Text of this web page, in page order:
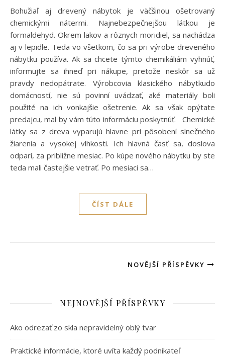
Bohužiaľ aj drevený nábytok je väčšinou ošetrovaný
chemickými nátermi. Najnebezpečnejšou látkou je
formaldehyd. Okrem lakov a rôznych moridiel, sa nachádza
aj v lepidle. Teda vo všetkom, čo sa pri výrobe dreveného
nábytku používa. Ak sa chcete týmto chemikáliám vyhnúť,
informujte sa ihneď pri nákupe, pretože neskôr sa už
pravdy nedopátrate. Výrobcovia klasického nábytkudo
domácností, nie sú povinní uvádzať, aké materiály boli
použité na ich vonkajšie ošetrenie. Ak sa však opýtate
predajcu, mal by vám túto informáciu poskytnúť. Chemické
látky sa z dreva vyparujú hlavne pri pôsobení slnečného
žiarenia a vysokej vlhkosti. Ich hlavná časť sa, doslova
odparí, za približne mesiac. Po kúpe nového nábytku by ste
teda mali častejšie vetrať. Po mesiaci sa…
ČÍST DÁLE
NOVĚJŠÍ PŘÍSPĚVKY
NEJNOVĚJŠÍ PŘÍSPĚVKY
Ako odrezať zo skla nepravidelný oblý tvar
Praktické informácie, ktoré uvíta každý podnikateľ